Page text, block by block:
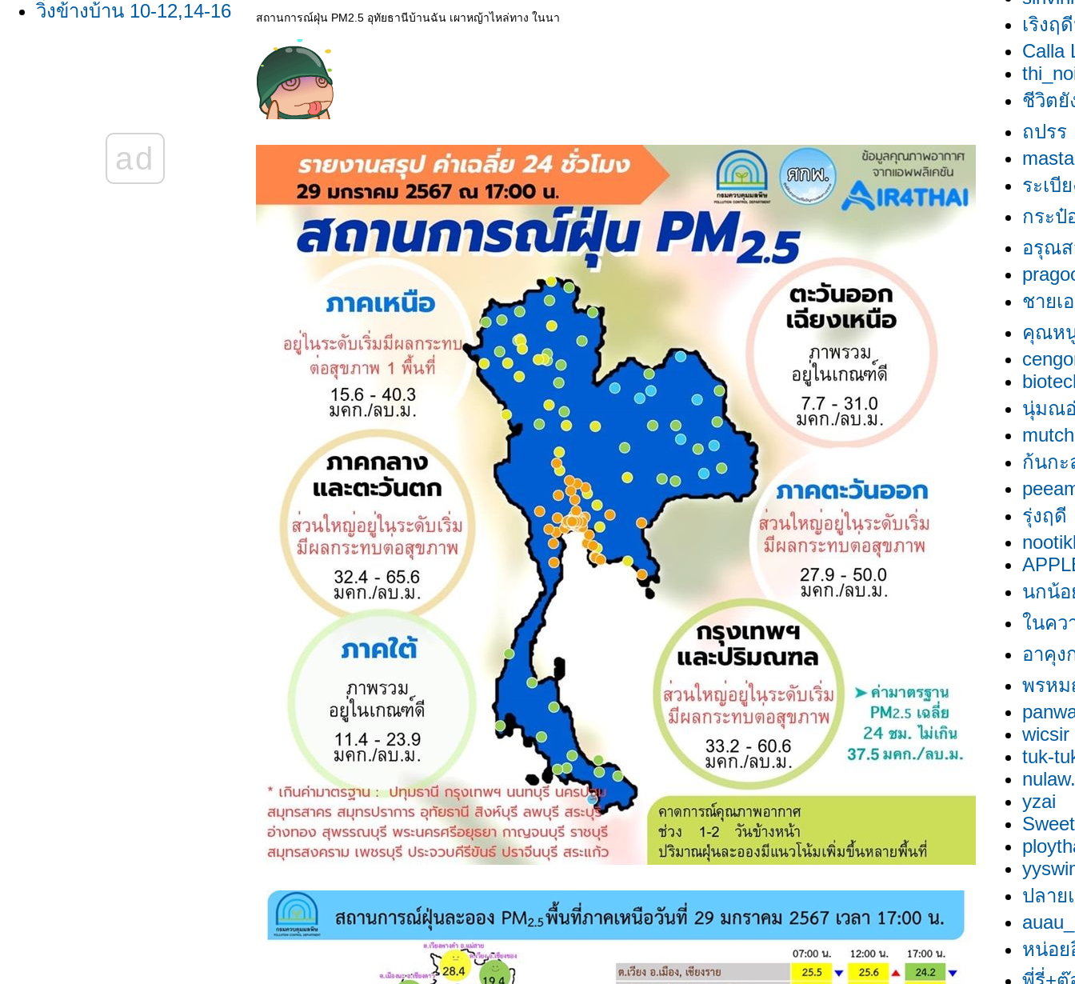
วิ่งข้างบ้าน 10-12,14-16
23,24,26,29,30 มิ.ย.
2569/ผลวิ่ง มิ.ย. 2569
ad
สถานการณ์ฝุ่น PM2.5 อุทัยธานีบ้านฉัน เผาหญ้าไหล่ทาง ในนา
เริงฤ
Calla
ชีวิตยั
ถปรร
ระเบี
กระป๋
อรุณ
ชายเ
คุณห
นุ่มณ
ก้นกะ
รุ่งฤดี
นกน้อ
นคว
อาคุง
พรห
wicsir
tuk-
yzai
ปลา
หน่อย